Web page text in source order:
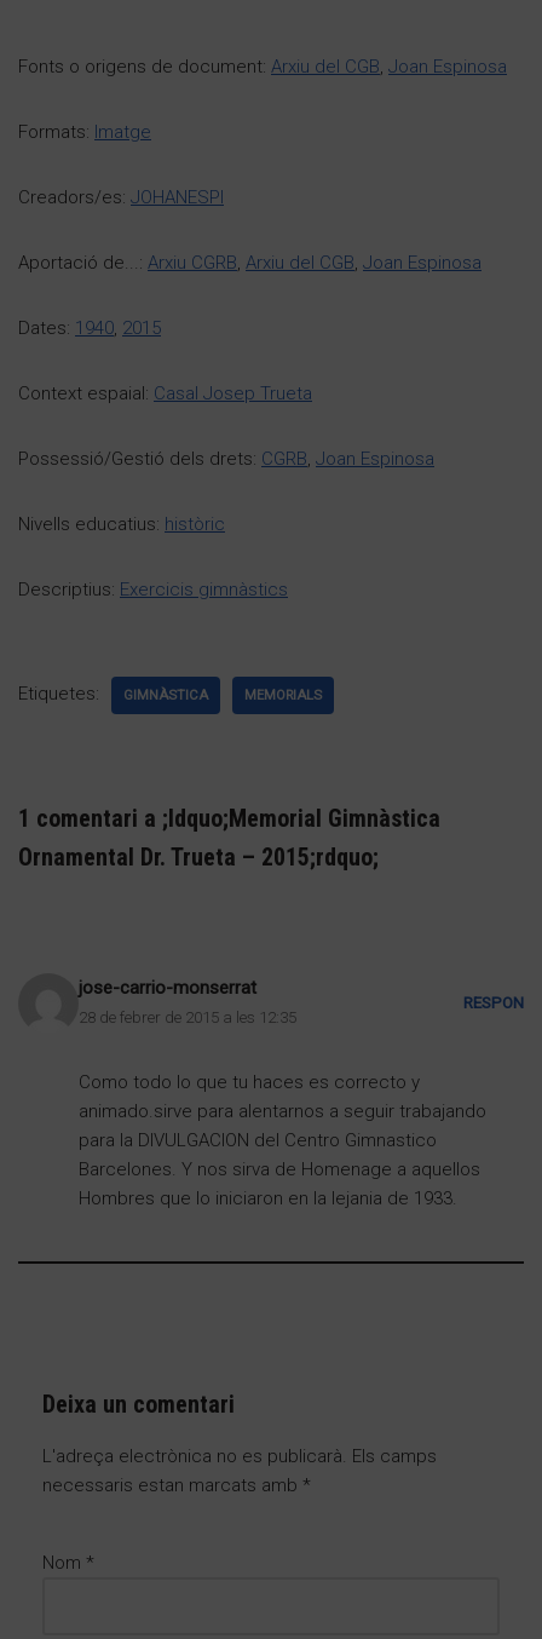
Fonts o origens de document: Arxiu del CGB, Joan Espinosa
Formats: Imatge
Creadors/es: JOHANESPI
Aportació de...: Arxiu CGRB, Arxiu del CGB, Joan Espinosa
Dates: 1940, 2015
Context espaial: Casal Josep Trueta
Possessió/Gestió dels drets: CGRB, Joan Espinosa
Nivells educatius: històric
Descriptius: Exercicis gimnàstics
Etiquetes: GIMNÀSTICA MEMORIALS
1 comentari a ;ldquo;Memorial Gimnàstica
Ornamental Dr. Trueta – 2015;rdquo;
jose-carrio-monserrat
28 de febrer de 2015 a les 12:35
RESPON
Como todo lo que tu haces es correcto y
animado.sirve para alentarnos a seguir trabajando
para la DIVULGACION del Centro Gimnastico
Barcelones. Y nos sirva de Homenage a aquellos
Hombres que lo iniciaron en la lejania de 1933.
Deixa un comentari
L'adreça electrònica no es publicarà. Els camps
necessaris estan marcats amb *
Nom *